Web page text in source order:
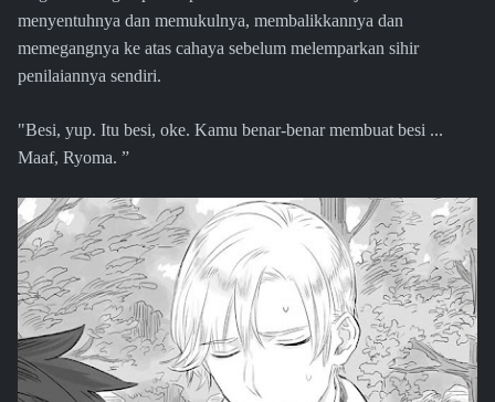
menyentuhnya dan memukulnya, membalikkannya dan
memegangnya ke atas cahaya sebelum melemparkan sihir
penilaiannya sendiri.
"Besi, yup. Itu besi, oke. Kamu benar-benar membuat besi ...
Maaf, Ryoma. ”